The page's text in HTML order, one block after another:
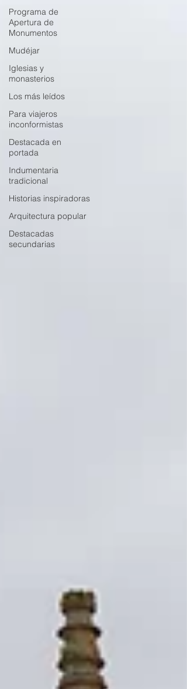
Programa de
Apertura de
Monumentos
Mudéjar
Iglesias y
monasterios
Los más leídos
Para viajeros
inconformistas
Destacada en
portada
Indumentaria
tradicional
Historias inspiradoras
Arquitectura popular
Destacadas
secundarias